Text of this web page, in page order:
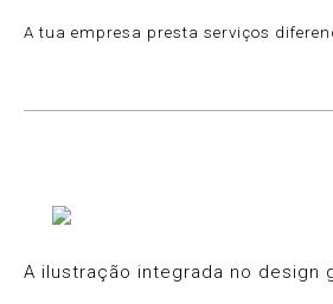
A tua empresa presta serviços
A ilustração integrada no design